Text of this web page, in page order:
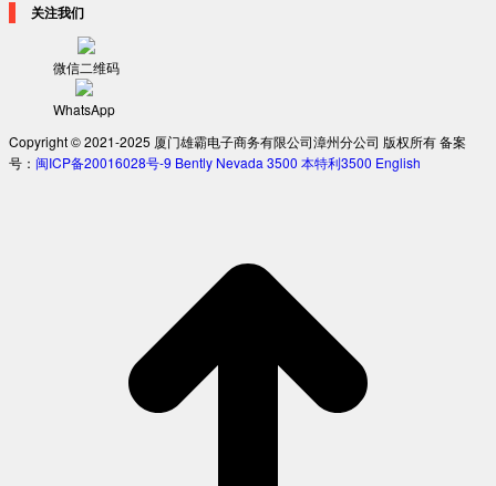
关注我们
微信二维码
WhatsApp
Copyright © 2021-2025 厦门雄霸电子商务有限公司漳州分公司 版权所有 备案
号： 闽ICP备20016028号-9 Bently Nevada 3500 本特利3500 English